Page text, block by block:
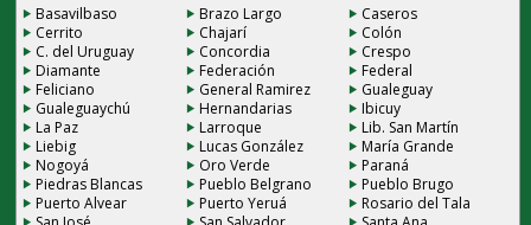
Basavilbaso Brazo Largo
Caseros
Cerrito
Chajarí
Colón
C. del Uruguay
Concordia
Crespo
Diamante
Federación
Federal
Feliciano
General Ramirez
Gualeguay
Gualeguaychú
Hernandarias
Ibicuy
La Paz
Larroque
Lib. San Martín
Liebig
Lucas González
María Grande
Nogoyá
Oro Verde
Paraná
Piedras Blancas
Pueblo Belgrano
Pueblo Brugo
Puerto Alvear
Puerto Yeruá
Rosario del Tala